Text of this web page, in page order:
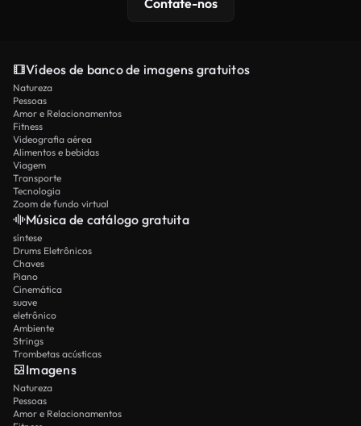
Contate-nos
Vídeos de banco de imagens gratuitos
Natureza
Pessoas
Amor e Relacionamentos
Fitness
Videografia aérea
Alimentos e bebidas
Viagem
Transporte
Tecnologia
Zoom de fundo virtual
Música de catálogo gratuita
síntese
Drums Eletrônicos
Chaves
Piano
Cinemática
suave
eletrônico
Ambiente
Strings
Trombetas acústicas
Imagens
Natureza
Pessoas
Amor e Relacionamentos